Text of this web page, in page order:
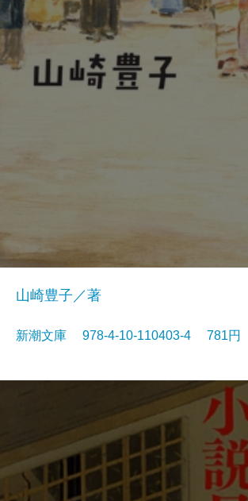
山崎豊子／著
新潮文庫 978-4-10-110403-4 781円